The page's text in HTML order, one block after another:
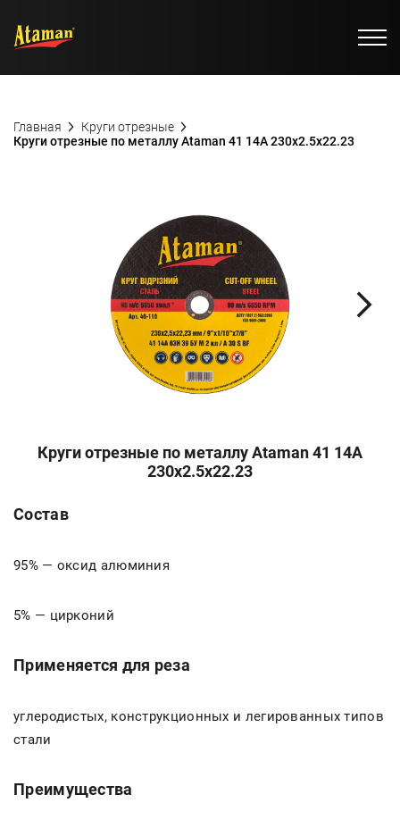
Главная
Круги отрезные
Круги отрезные по металлу Ataman 41 14А 230х2.5х22.23
Круги отрезные по металлу Ataman 41 14А
230х2.5х22.23
Состав
95% — оксид алюминия
5% — цирконий
Применяется для реза
углеродистых, конструкционных и легированных типов
стали
Преимущества